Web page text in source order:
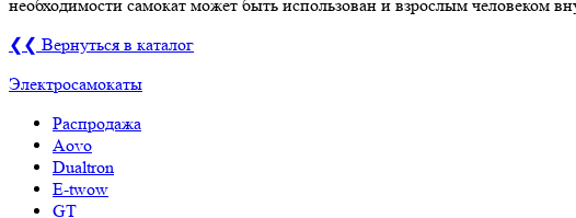
необходимости самокат может быть использован и взрослым человеком
❮❮ Вернуться в каталог
Электросамокаты
Распродажа
Aovo
Dualtron
E-twow
GT